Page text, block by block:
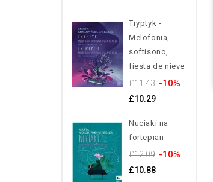
Tryptyk -
Melofonia,
softisono,
fiesta de nieve
£11.43 -10%
£10.29
Nuciaki na
fortepian
£12.09 -10%
£10.88